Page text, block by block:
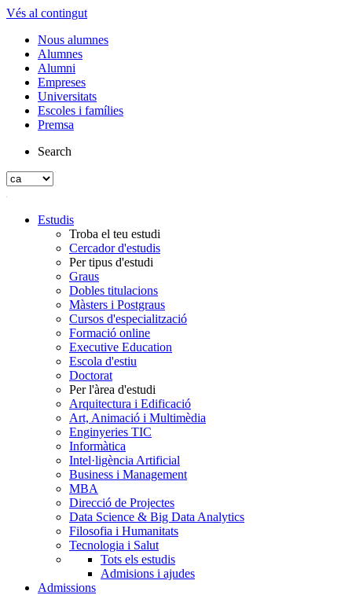
Vés al contingut
Nous alumnes
Alumnes
Alumni
Empreses
Universitats
Escoles i famílies
Premsa
Search
Estudis
Troba el teu estudi
Cercador d'estudis
Per tipus d'estudi
Graus
Dobles titulacions
Màsters i Postgraus
Cursos d'especialització
Formació online
Executive Education
Escola d'estiu
Doctorat
Per l'àrea d'estudi
Arquitectura i Edificació
Art, Animació i Multimèdia
Enginyeries TIC
Informàtica
Intel·ligència Artificial
Business i Management
MBA
Direcció de Projectes
Data Science & Big Data Analytics
Filosofia i Humanitats
Tecnologia i Salut
Tots els estudis
Admisions i ajudes
Admissions